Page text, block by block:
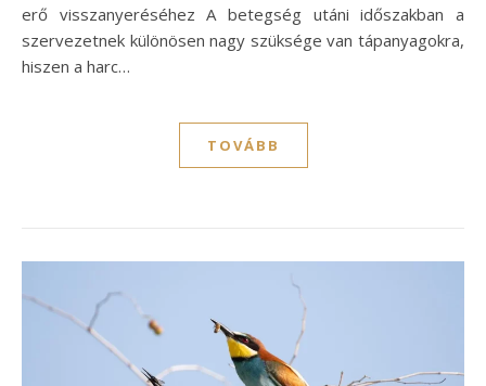
erő visszanyeréséhez A betegség utáni időszakban a
szervezetnek különösen nagy szüksége van tápanyagokra,
hiszen a harc…
TOVÁBB